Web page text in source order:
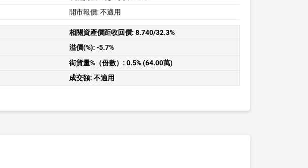
開市報價:不適用
相關資產價距收回價: 8.740/32.3%
溢價(%): -5.7%
街貨量%（份數）: 0.5% (64.00萬)
成交額: 不適用